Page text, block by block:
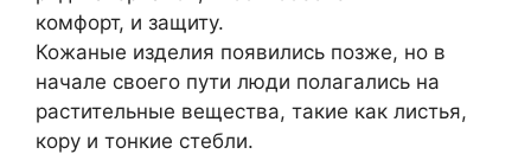
комфорт, и защиту.
Кожаные изделия появились позже, но в
начале своего пути люди полагались на
растительные вещества, такие как листья,
кору и тонкие стебли.